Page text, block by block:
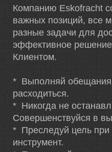
Компанию Eskofracht
важных позиций, все
разные задачи для
эффективное
Клиентом.
* Выполняй
расходиться.
* Никогда не
Совершенствуйся в
* Преследуй цель
инструмент.